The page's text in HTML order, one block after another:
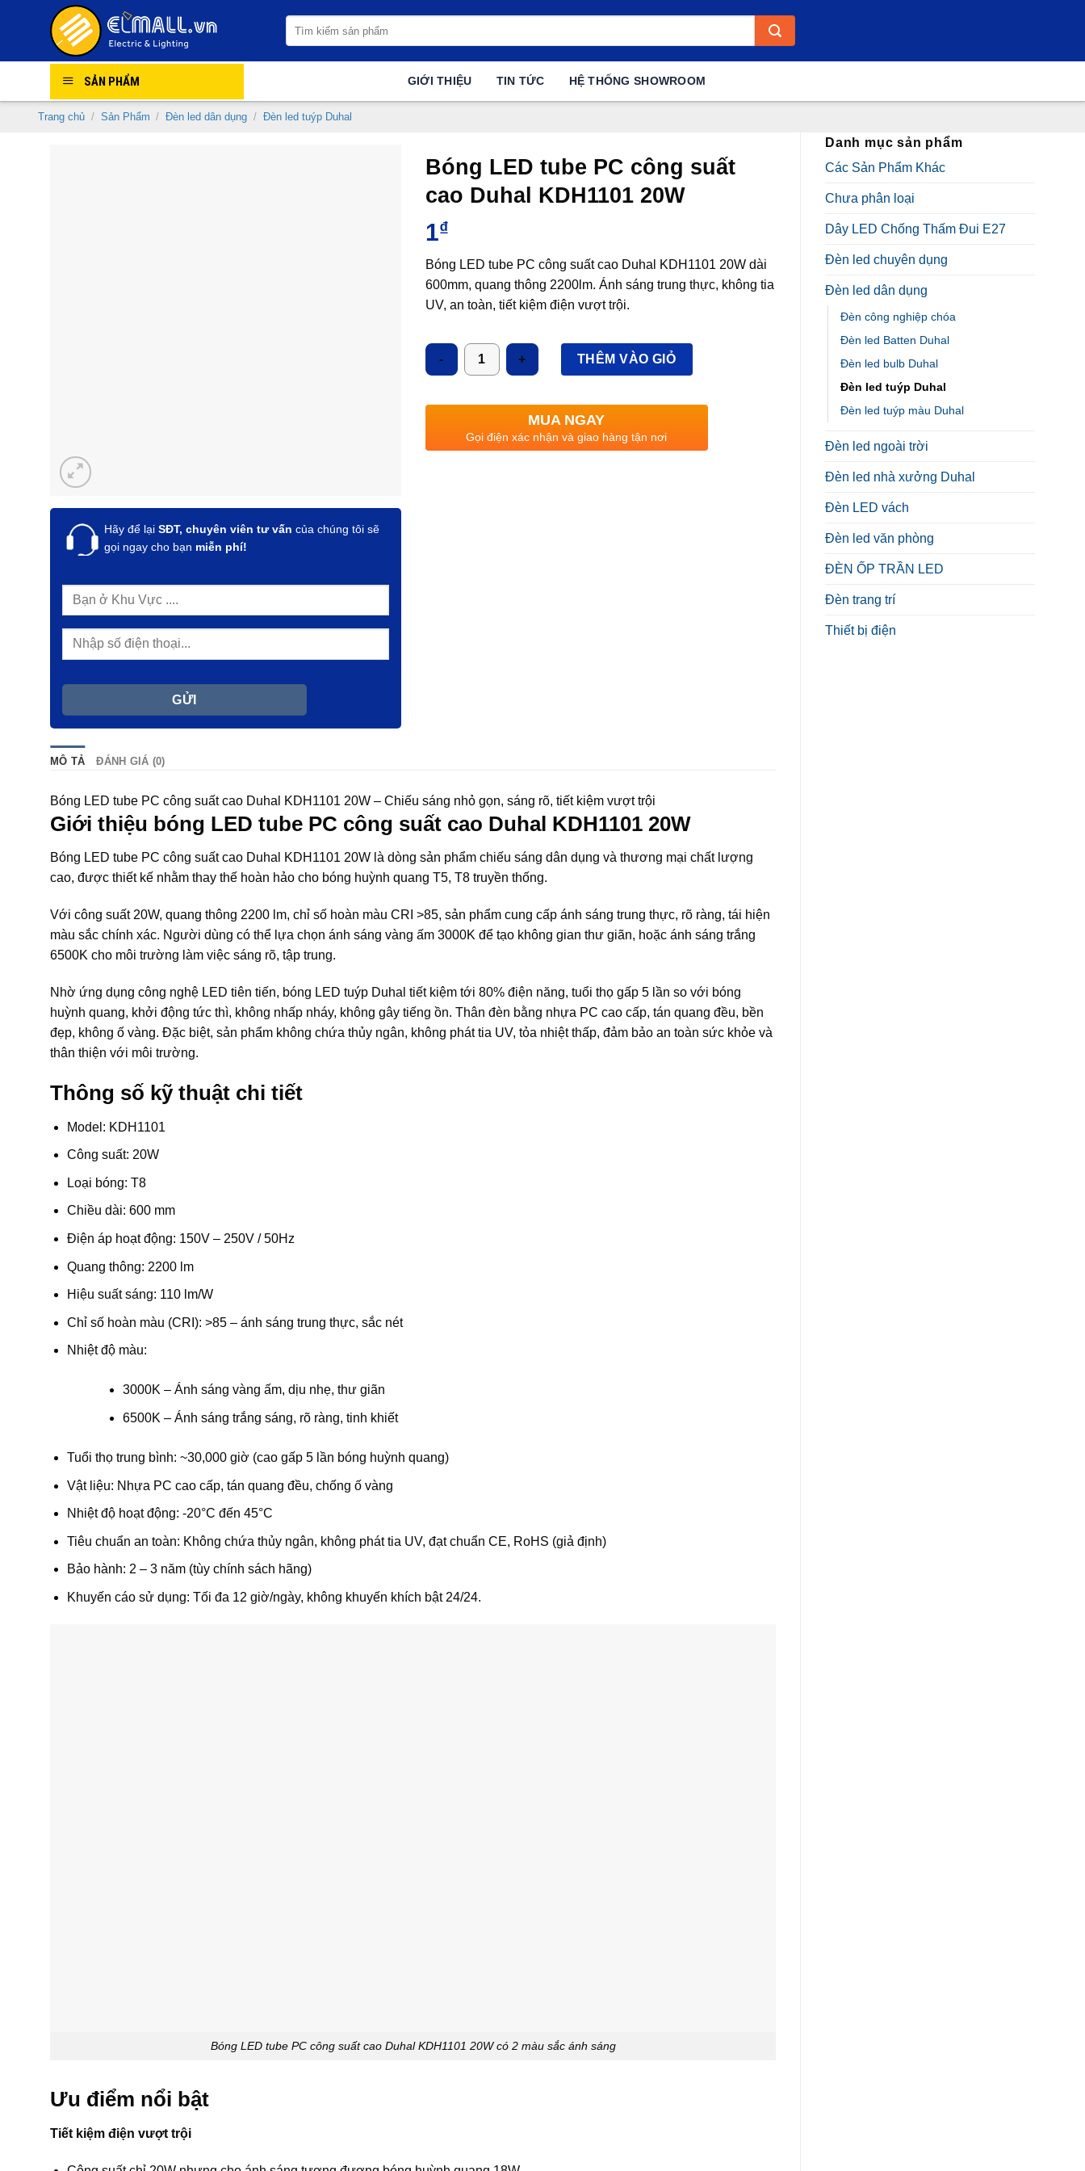
kiếm:
SẢN PHẨM GIỚI THIỆU TIN TỨC HỆ THỐNG SHOWROOM
Trang chủ / Sản Phẩm / Đèn led dân dụng / Đèn led tuýp Duhal
Danh mục sản phẩm
Các Sản Phẩm Khác
Chưa phân loại
Dây LED Chống Thấm Đui E27
Đèn led chuyên dụng
Đèn led dân dụng
Đèn công nghiệp chóa
Đèn led Batten Duhal
Đèn led bulb Duhal
Đèn led tuýp Duhal
Đèn led tuýp màu Duhal
Đèn led ngoài trời
Đèn led nhà xưởng Duhal
Đèn LED vách
Đèn led văn phòng
ĐÈN ỐP TRẦN LED
Đèn trang trí
Thiết bị điện
Hãy để lại SĐT, chuyên viên tư vấn của chúng tôi sẽ
gọi ngay cho bạn miễn phí!
Bóng LED tube PC công suất
cao Duhal KDH1101 20W
1₫
Bóng LED tube PC công suất cao Duhal KDH1101 20W dài
600mm, quang thông 2200lm. Ánh sáng trung thực, không tia
UV, an toàn, tiết kiệm điện vượt trội.
Số lượng
THÊM VÀO GIỎ
MUA NGAY
Gọi điện xác nhận và giao hàng tận nơi
MÔ TẢ ĐÁNH GIÁ (0)
Bóng LED tube PC công suất cao Duhal KDH1101 20W – Chiếu sáng nhỏ gọn, sáng rõ, tiết kiệm vượt trội
Giới thiệu bóng LED tube PC công suất cao Duhal KDH1101 20W
Bóng LED tube PC công suất cao Duhal KDH1101 20W là dòng sản phẩm chiếu sáng dân dụng và thương mại chất lượng
cao, được thiết kế nhằm thay thế hoàn hảo cho bóng huỳnh quang T5, T8 truyền thống.
Với công suất 20W, quang thông 2200 lm, chỉ số hoàn màu CRI >85, sản phẩm cung cấp ánh sáng trung thực, rõ ràng, tái hiện
màu sắc chính xác. Người dùng có thể lựa chọn ánh sáng vàng ấm 3000K để tạo không gian thư giãn, hoặc ánh sáng trắng
6500K cho môi trường làm việc sáng rõ, tập trung.
Nhờ ứng dụng công nghệ LED tiên tiến, bóng LED tuýp Duhal tiết kiệm tới 80% điện năng, tuổi thọ gấp 5 lần so với bóng
huỳnh quang, khởi động tức thì, không nhấp nháy, không gây tiếng ồn. Thân đèn bằng nhựa PC cao cấp, tán quang đều, bền
đẹp, không ố vàng. Đặc biệt, sản phẩm không chứa thủy ngân, không phát tia UV, tỏa nhiệt thấp, đảm bảo an toàn sức khỏe và
thân thiện với môi trường.
Thông số kỹ thuật chi tiết
Model: KDH1101
Công suất: 20W
Loại bóng: T8
Chiều dài: 600 mm
Điện áp hoạt động: 150V – 250V / 50Hz
Quang thông: 2200 lm
Hiệu suất sáng: 110 lm/W
Chỉ số hoàn màu (CRI): >85 – ánh sáng trung thực, sắc nét
Nhiệt độ màu:
3000K – Ánh sáng vàng ấm, dịu nhẹ, thư giãn
6500K – Ánh sáng trắng sáng, rõ ràng, tinh khiết
Tuổi thọ trung bình: ~30,000 giờ (cao gấp 5 lần bóng huỳnh quang)
Vật liệu: Nhựa PC cao cấp, tán quang đều, chống ố vàng
Nhiệt độ hoạt động: -20°C đến 45°C
Tiêu chuẩn an toàn: Không chứa thủy ngân, không phát tia UV, đạt chuẩn CE, RoHS (giả định)
Bảo hành: 2 – 3 năm (tùy chính sách hãng)
Khuyến cáo sử dụng: Tối đa 12 giờ/ngày, không khuyến khích bật 24/24.
Bóng LED tube PC công suất cao Duhal KDH1101 20W có 2 màu sắc ánh sáng
Ưu điểm nổi bật
Tiết kiệm điện vượt trội